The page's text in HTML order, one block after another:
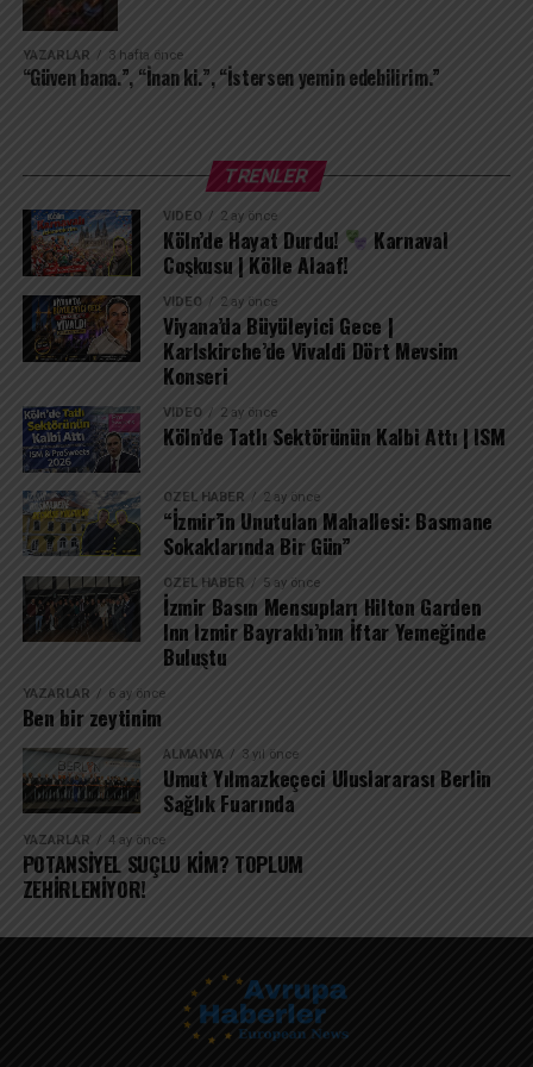
içimden uğurlamak, kendimi tamamen yok etmek
demektir; ben seni sakladıkça varım.
YAZARLAR 3 hafta önce
“Güven bana.”, “İnan ki.”, “İstersen yemin edebilirim.”
TRENLER
VIDEO 2 ay önce
Köln’de Hayat Durdu!
Karnaval
Coşkusu | Kölle Alaaf!
VIDEO 2 ay önce
Viyana’da Büyüleyici Gece |
Karlskirche’de Vivaldi Dört Mevsim
Konseri
VIDEO 2 ay önce
Köln’de Tatlı Sektörünün Kalbi Attı | ISM
ÖZEL HABER 2 ay önce
“İzmir’in Unutulan Mahallesi: Basmane
Sokaklarında Bir Gün”
ÖZEL HABER 5 ay önce
İzmir Basın Mensupları Hilton Garden
Inn Izmir Bayraklı’nın İftar Yemeğinde
Buluştu
YAZARLAR 6 ay önce
Ben bir zeytinim
ALMANYA 3 yıl önce
Umut Yılmazkeçeci Uluslararası Berlin
Sağlık Fuarında
YAZARLAR 4 ay önce
POTANSİYEL SUÇLU KİM? TOPLUM
ZEHİRLENİYOR!